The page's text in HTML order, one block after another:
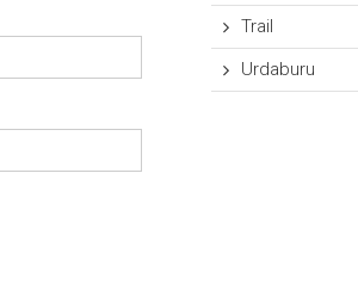
Trail
Urdaburu